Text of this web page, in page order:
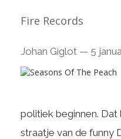
Fire Records
Johan Giglot — 5
politiek beginnen. Dat
straatje van de funny